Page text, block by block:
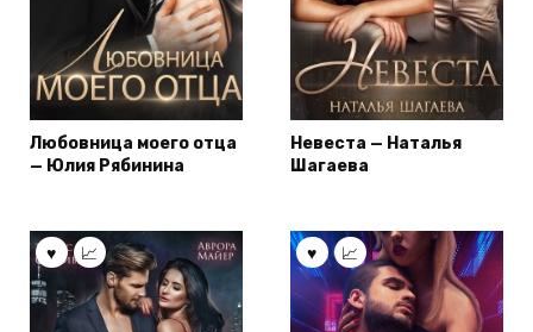
Любовница моего отца
— Юлия Рябинина
Невеста — Наталья
Шагаева